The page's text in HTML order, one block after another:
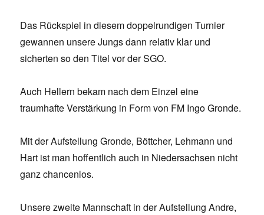
Das Rückspiel in diesem doppelrundigen Turnier
gewannen unsere Jungs dann relativ klar und
sicherten so den Titel vor der SGO.
Auch Hellern bekam nach dem Einzel eine
traumhafte Verstärkung in Form von FM Ingo Gronde.
Mit der Aufstellung Gronde, Böttcher, Lehmann und
Hart ist man hoffentlich auch in Niedersachsen nicht
ganz chancenlos.
Unsere zweite Mannschaft in der Aufstellung Andre,